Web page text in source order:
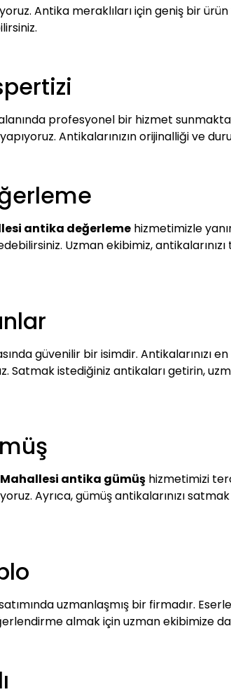
Antika meraklıları için geniş bir
profesyonel bir hizmet
Antikalarınızın orijinalliği ve
antika değerleme hizmetimizle
Uzman ekibimiz,
güvenilir bir isimdir. Antikalarınızı
Satmak istediğiniz antikaları getirin,
antika gümüş hizmetimizi
Ayrıca, gümüş antikalarınızı
uzmanlaşmış bir firmadır.
almak için uzman ekibimize